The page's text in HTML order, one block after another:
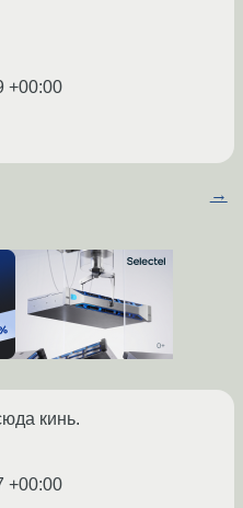
+00:00
→
кинь.
+00:00